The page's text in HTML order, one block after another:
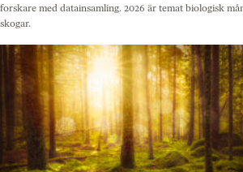
forskare med datainsamling. 2026 är temat biologisk
skogar.